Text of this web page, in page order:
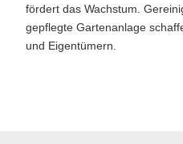
fördert das Wachstum.
gepflegte Gartenanlage
und Eigentümern.